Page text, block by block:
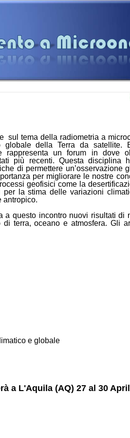
sul tema della radiometria a
globale della Terra da satellite.
rappresenta un forum in dove
più recenti. Questa disciplina
di permettere un’osservazione
per migliorare le nostre
geofisici come la
la stima delle variazioni
antropico.
a questo incontro nuovi risultati di
terra, oceano e atmosfera. Gli
e globale
a L'Aquila(AQ) 27 al 30